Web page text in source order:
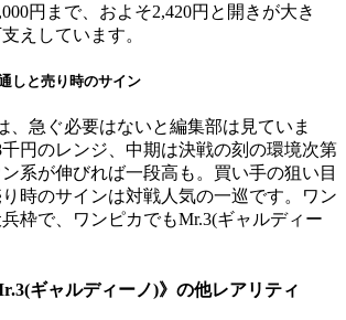
円まで、およそ2,420円と開きが大き
えしています。
しと売り時のサイン
、急ぐ必要はないと編集部は見ていま
円のレンジ、中期は決戦の刻の環境次第
系が伸びれば一段高も。買い手の狙い目
時のサインは対戦人気の一巡です。ワン
枠で、ワンピカでもMr.3(ギャルディー
ギャルディーノ)》 の他レアリティ